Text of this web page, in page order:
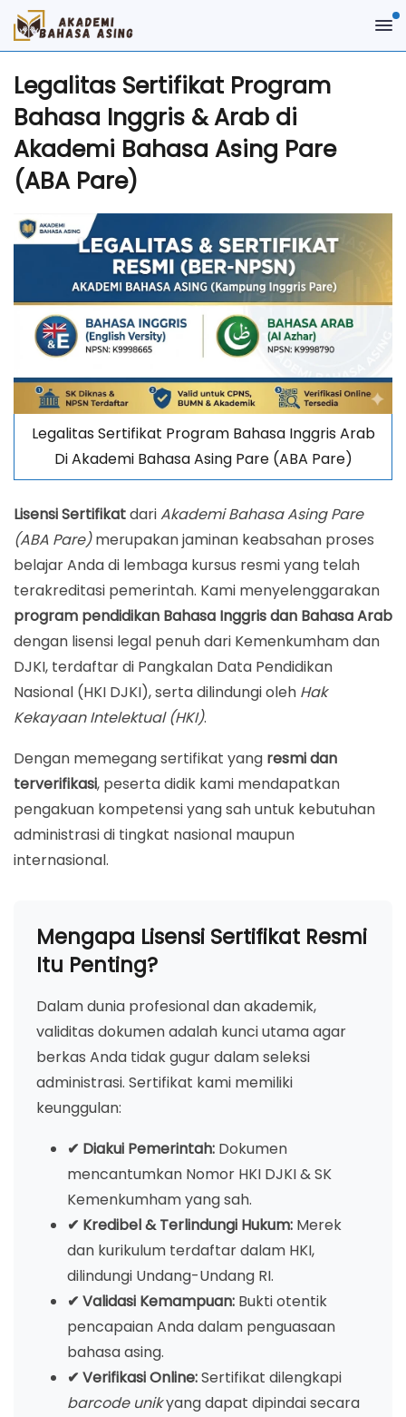
Legalitas Sertifikat Program
Bahasa Inggris & Arab di
Akademi Bahasa Asing Pare
(ABA Pare)
Legalitas Sertifikat Program Bahasa Inggris Arab
Di Akademi Bahasa Asing Pare (ABA Pare)
Lisensi SertifikatdariAkademi Bahasa Asing Pare
(ABA Pare)merupakan jaminan keabsahan proses
belajar Anda di lembaga kursus resmi yang telah
terakreditasi pemerintah. Kami menyelenggarakan
program pendidikan Bahasa Inggris dan Bahasa Arab
dengan lisensi legal penuh dari Kemenkumham dan
DJKI, terdaftar di Pangkalan Data Pendidikan
Nasional (HKI DJKI), serta dilindungi oleh Hak
Kekayaan Intelektual (HKI).
Dengan memegang sertifikat yang resmi dan
terverifikasi, peserta didik kami mendapatkan
pengakuan kompetensi yang sah untuk kebutuhan
administrasi di tingkat nasional maupun
internasional.
Mengapa Lisensi Sertifikat Resmi
Itu Penting?
Dalam dunia profesional dan akademik,
validitas dokumen adalah kunci utama agar
berkas Anda tidak gugur dalam seleksi
administrasi. Sertifikat kami memiliki
keunggulan:
✔ Diakui Pemerintah: Dokumen
mencantumkan Nomor HKI DJKI & SK
Kemenkumham yang sah.
✔ Kredibel & Terlindungi Hukum: Merek
dan kurikulum terdaftar dalam HKI,
dilindungi Undang-Undang RI.
✔ Validasi Kemampuan: Bukti otentik
pencapaian Anda dalam penguasaan
bahasa asing.
✔ Verifikasi Online:Sertifikat dilengkapi
barcode unikyang dapat dipindai secara